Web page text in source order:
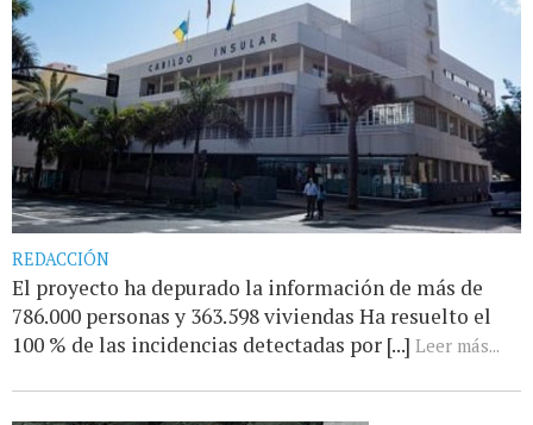
REDACCIÓN
El proyecto ha depurado la información de más de
786.000 personas y 363.598 viviendas Ha resuelto el
100 % de las incidencias detectadas por [...] Leer más...